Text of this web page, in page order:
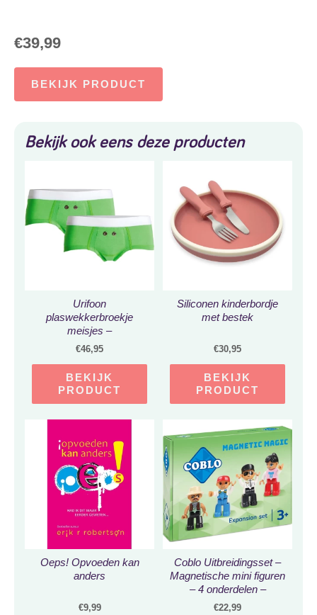
€39,99
BEKIJK PRODUCT
Bekijk ook eens deze producten
Urifoon
plaswekkerbroekje
meisjes –
zindelijkheidstraining –
(set van 2) Groen maat
104
€46,95
BEKIJK
PRODUCT
Siliconen kinderbordje
met bestek
€30,95
BEKIJK
PRODUCT
Oeps! Opvoeden kan
anders
€9,99
Coblo Uitbreidingsset –
Magnetische mini figuren
– 4 onderdelen –
Magnetisch speelgoed
€22,99